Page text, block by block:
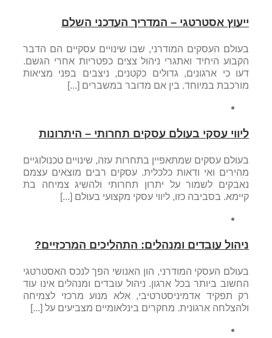
ייעוץ אסטרטגי – המדריך העדכני השלם
בעולם העסקים המודרני, שבו שינויים עסקיים הם הדבר
הקבוע היחיד ואתגרי ניהול צצים כפטריות אחרי הגשם.
דעו כי ארגונים, גדולים כקטנים, ניצבים בפני מציאות
מורכבת במיוחד. בין אם מדובר במשברים [...]
ליווי עסקי בעולם עסקים תחרותי – היתרונות
בעולם עסקים שמתאפיין בתחרות עזה, שינויים טכנולוגיים
מהירים ואי ודאות כלכלית. עסקים רבים מוצאים עצמם
נאבקים לשמור על יתרון תחרותי ולהשיג צמיחה בת
קיימא. בסביבה כזו, ליווי עסקי מקצועי בעולם [...]
ניהול עובדים ומנהלים: התהליכים המרכזיים?
בעולם העסקי המודרני, הון האנושי הפך לנכס האסטרטגי
החשוב ביותר בכל ארגון. ניהול עובדים ומנהלים אינו עוד
רק תפקיד אדמיניסטרטיבי, אלא מנוע מרכזי לצמיחה
ולהצלחה ארגונית. מחקרים בינלאומיים מצביעים על [...]